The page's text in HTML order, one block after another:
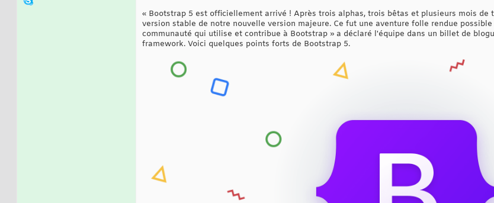
« Bootstrap 5 est officiellement arrivé ! Après trois alphas, trois bêtas et plusieurs mois de
version stable de notre nouvelle version majeure. Ce fut une aventure folle rendue
communauté qui utilise et contribue à Bootstrap » a déclaré l'équipe dans un billet de
framework. Voici quelques points forts de Bootstrap 5.